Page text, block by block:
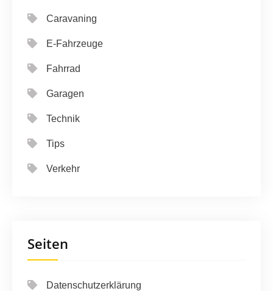
Caravaning
E-Fahrzeuge
Fahrrad
Garagen
Technik
Tips
Verkehr
Seiten
Datenschutzerklärung